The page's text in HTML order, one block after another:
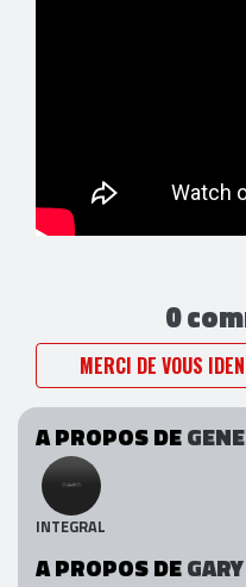
0
MERCI DE VOUS
A PROPOS DE
INTEGRAL
A PROPOS DE